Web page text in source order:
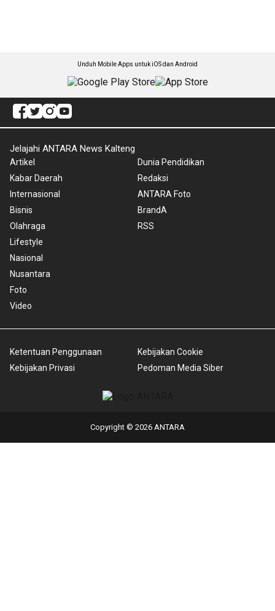
Unduh Mobile Apps untuk iOS dan Android
Jelajahi ANTARA News Kalteng
Artikel
Kabar Daerah
Internasional
Bisnis
Olahraga
Lifestyle
Nasional
Nusantara
Foto
Video
Dunia Pendidikan
Redaksi
ANTARA Foto
BrandA
RSS
Ketentuan Penggunaan
Kebijakan Privasi
Kebijakan Cookie
Pedoman Media Siber
Copyright © 2026 ANTARA